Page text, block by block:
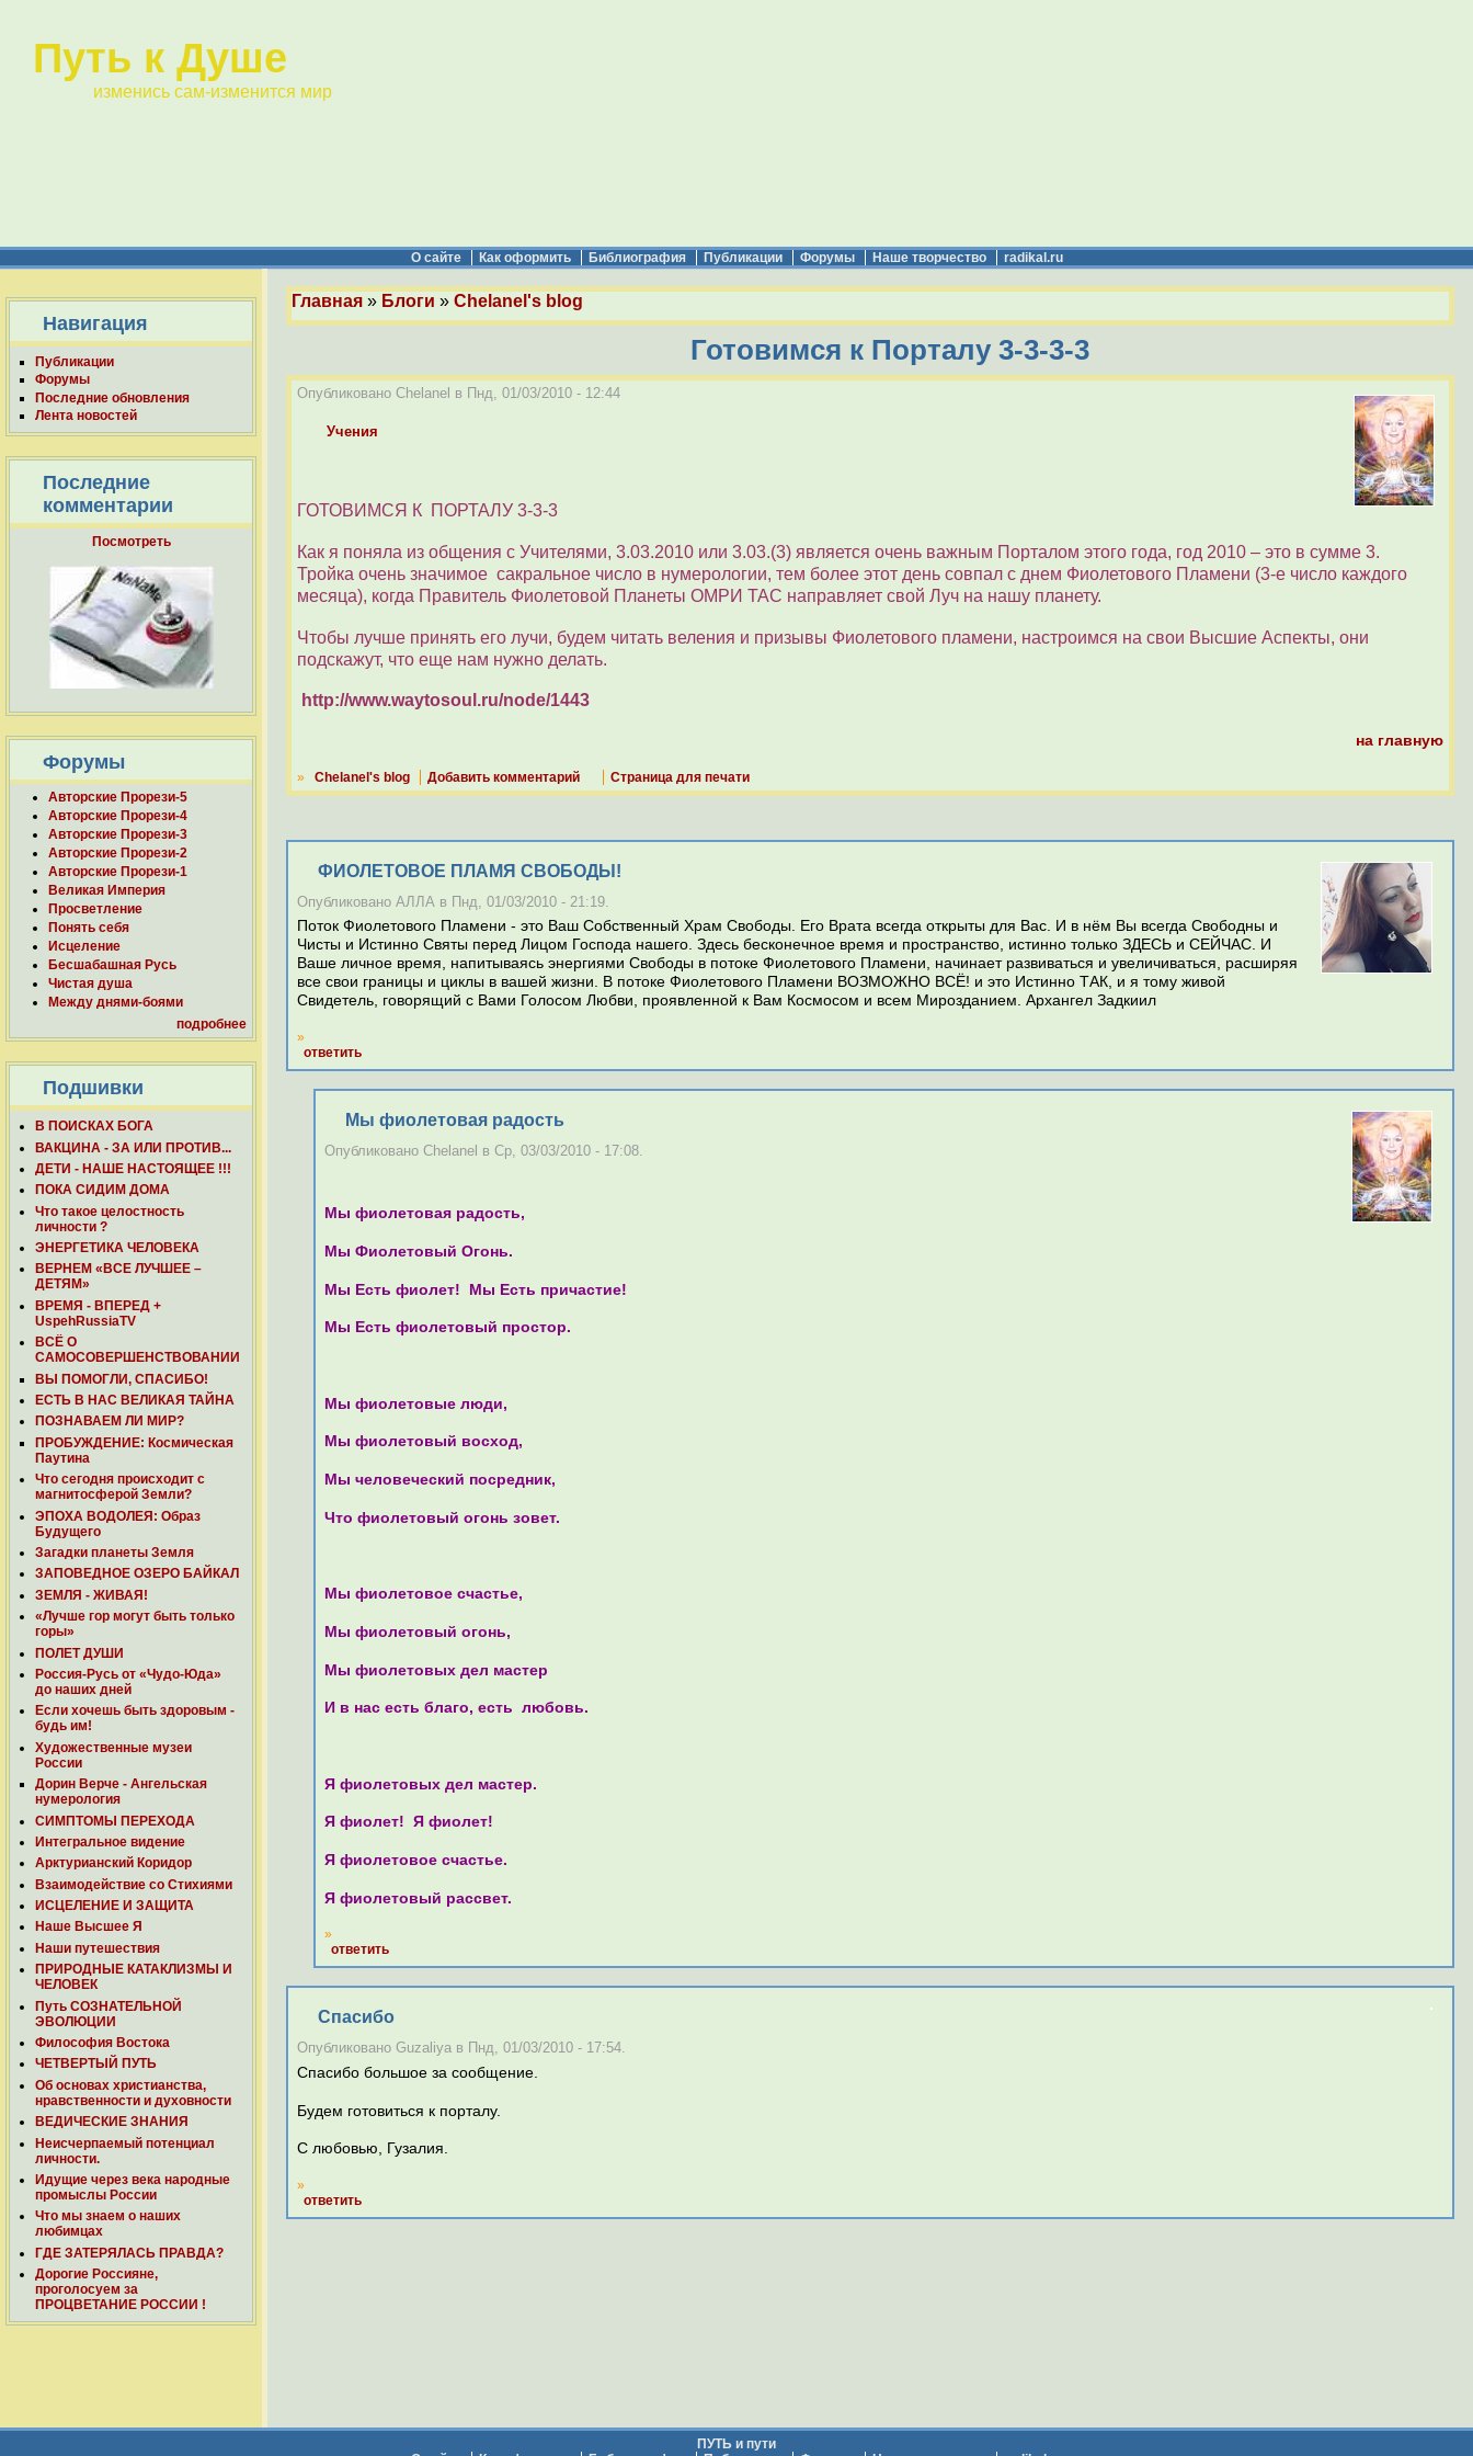
Путь к Душе
изменись сам-изменится мир
О сайте Как оформить Библиография Публикации Форумы Наше творчество radikal.ru
Навигация
Публикации
Форумы
Последние обновления
Лента новостей
Последние
комментарии
Посмотреть
Форумы
Авторские Прорези-5
Авторские Прорези-4
Авторские Прорези-3
Авторские Прорези-2
Авторские Прорези-1
Великая Империя
Просветление
Понять себя
Исцеление
Бесшабашная Русь
Чистая душа
Между днями-боями
подробнее
Подшивки
В ПОИСКАХ БОГА
ВАКЦИНА - ЗА ИЛИ ПРОТИВ...
ДЕТИ - НАШЕ НАСТОЯЩЕЕ !!!
ПОКА СИДИМ ДОМА
Что такое целостность
личности ?
ЭНЕРГЕТИКА ЧЕЛОВЕКА
ВЕРНЕМ «ВСЕ ЛУЧШЕЕ –
ДЕТЯМ»
ВРЕМЯ - ВПЕРЕД +
UspehRussiaTV
ВСЁ О
САМОСОВЕРШЕНСТВОВАНИИ
ВЫ ПОМОГЛИ, СПАСИБО!
ЕСТЬ В НАС ВЕЛИКАЯ ТАЙНА
ПОЗНАВАЕМ ЛИ МИР?
ПРОБУЖДЕНИЕ: Космическая
Паутина
Что сегодня происходит с
магнитосферой Земли?
ЭПОХА ВОДОЛЕЯ: Образ
Будущего
Загадки планеты Земля
ЗАПОВЕДНОЕ ОЗЕРО БАЙКАЛ
ЗЕМЛЯ - ЖИВАЯ!
«Лучше гор могут быть только
горы»
ПОЛЕТ ДУШИ
Россия-Русь от «Чудо-Юда»
до наших дней
Если хочешь быть здоровым -
будь им!
Художественные музеи
России
Дорин Верче - Ангельская
нумерология
СИМПТОМЫ ПЕРЕХОДА
Интегральное видение
Арктурианский Коридор
Взаимодействие со Стихиями
ИСЦЕЛЕНИЕ И ЗАЩИТА
Наше Высшее Я
Наши путешествия
ПРИРОДНЫЕ КАТАКЛИЗМЫ И
ЧЕЛОВЕК
Путь СОЗНАТЕЛЬНОЙ
ЭВОЛЮЦИИ
Философия Востока
ЧЕТВЕРТЫЙ ПУТЬ
Об основах христианства,
нравственности и духовности
ВЕДИЧЕСКИЕ ЗНАНИЯ
Неисчерпаемый потенциал
личности.
Идущие через века народные
промыслы России
Что мы знаем о наших
любимцах
ГДЕ ЗАТЕРЯЛАСЬ ПРАВДА?
Дорогие Россияне,
проголосуем за
ПРОЦВЕТАНИЕ РОССИИ !
Главная » Блоги » Chelanel's blog
Готовимся к Порталу 3-3-3-3
Опубликовано Chelanel в Пнд, 01/03/2010 - 12:44
Учения
ГОТОВИМСЯ К ПОРТАЛУ 3-3-3
Как я поняла из общения с Учителями, 3.03.2010 или 3.03.(3) является очень важным Порталом этого года, год 2010 – это в сумме 3.
Тройка очень значимое сакральное число в нумерологии, тем более этот день совпал с днем Фиолетового Пламени (3-е число каждого
месяца), когда Правитель Фиолетовой Планеты ОМРИ ТАС направляет свой Луч на нашу планету.
Чтобы лучше принять его лучи, будем читать веления и призывы Фиолетового пламени, настроимся на свои Высшие Аспекты, они
подскажут, что еще нам нужно делать.
http://www.waytosoul.ru/node/1443
на главную
» Chelanel's blog Добавить комментарий Страница для печати
ФИОЛЕТОВОЕ ПЛАМЯ СВОБОДЫ!
Опубликовано АЛЛА в Пнд, 01/03/2010 - 21:19.
Поток Фиолетового Пламени - это Ваш Собственный Храм Свободы. Его Врата всегда открыты для Вас. И в нём Вы всегда Свободны и
Чисты и Истинно Святы перед Лицом Господа нашего. Здесь бесконечное время и пространство, истинно только ЗДЕСЬ и СЕЙЧАС. И
Ваше личное время, напитываясь энергиями Свободы в потоке Фиолетового Пламени, начинает развиваться и увеличиваться, расширяя
все свои границы и циклы в вашей жизни. В потоке Фиолетового Пламени ВОЗМОЖНО ВСЁ! и это Истинно ТАК, и я тому живой
Свидетель, говорящий с Вами Голосом Любви, проявленной к Вам Космосом и всем Мирозданием. Архангел Задкиил
»
ответить
Мы фиолетовая радость
Опубликовано Chelanel в Ср, 03/03/2010 - 17:08.
Мы фиолетовая радость,
Мы Фиолетовый Огонь.
Мы Есть фиолет! Мы Есть причастие!
Мы Есть фиолетовый простор.
Мы фиолетовые люди,
Мы фиолетовый восход,
Мы человеческий посредник,
Что фиолетовый огонь зовет.
Мы фиолетовое счастье,
Мы фиолетовый огонь,
Мы фиолетовых дел мастер
И в нас есть благо, есть любовь.
Я фиолетовых дел мастер.
Я фиолет! Я фиолет!
Я фиолетовое счастье.
Я фиолетовый рассвет.
»
ответить
Спасибо
Опубликовано Guzaliya в Пнд, 01/03/2010 - 17:54.
Спасибо большое за сообщение.
Будем готовиться к порталу.
С любовью, Гузалия.
»
ответить
ПУТЬ и пути